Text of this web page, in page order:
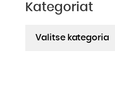
Kategoriat